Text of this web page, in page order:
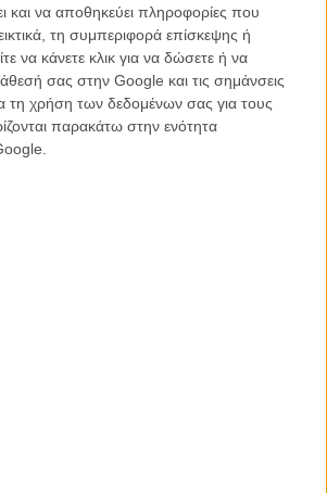
και να αποθηκεύει πληροφορίες που
τη συμπεριφορά επίσκεψης ή
να κάνετε κλικ για να δώσετε ή να
σας στην Google και τις σημάνσεις
τη χρήση των δεδομένων σας για τους
παρακάτω στην ενότητα
και τον Πίμπο Μπράισον να
and the Beast»